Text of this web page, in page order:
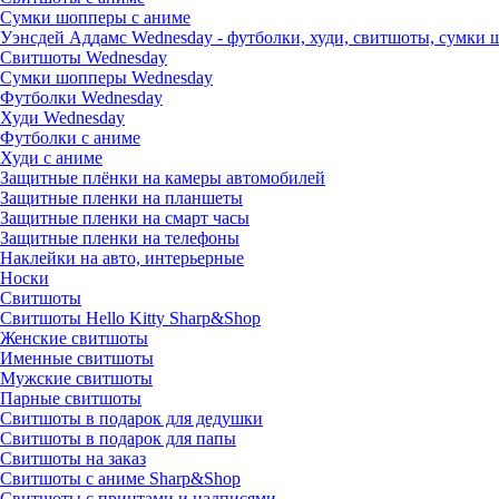
Сумки шопперы с аниме
Уэнсдей Аддамс Wednesday - футболки, худи, свитшоты, сумки
Свитшоты Wednesday
Сумки шопперы Wednesday
Футболки Wednesday
Худи Wednesday
Футболки с аниме
Худи с аниме
Защитные плёнки на камеры автомобилей
Защитные пленки на планшеты
Защитные пленки на смарт часы
Защитные пленки на телефоны
Наклейки на авто, интерьерные
Носки
Свитшоты
Cвитшоты Hello Kitty Sharp&Shop
Женские свитшоты
Именные свитшоты
Мужские свитшоты
Парные свитшоты
Свитшоты в подарок для дедушки
Свитшоты в подарок для папы
Свитшоты на заказ
Свитшоты с аниме Sharp&Shop